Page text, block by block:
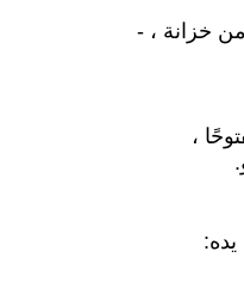
خزانة ، -
،